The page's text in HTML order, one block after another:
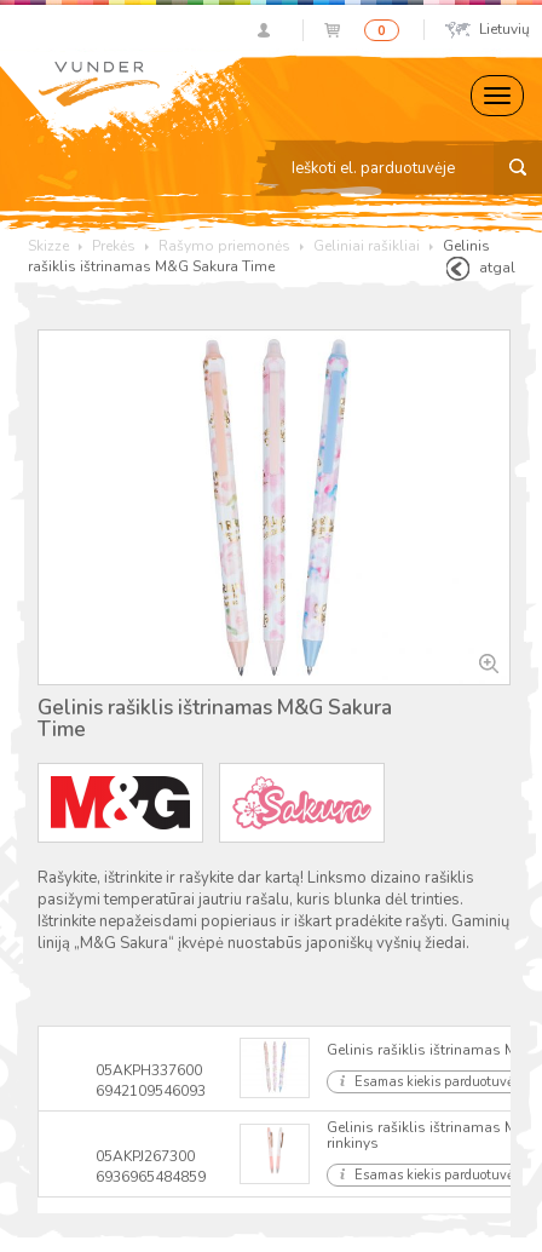
0 Lietuvių
Skizze Prekės Rašymo priemonės Geliniai rašikliai
Gelinis
rašiklis ištrinamas M&G Sakura Time
atgal
Gelinis rašiklis ištrinamas M&G Sakura
Time
Rašykite, ištrinkite ir rašykite dar kartą! Linksmo dizaino rašiklis
pasižymi temperatūrai jautriu rašalu, kuris blunka dėl trinties.
Ištrinkite nepažeisdami popieriaus ir iškart pradėkite rašyti. Gaminių
liniją „M&G Sakura“ įkvėpė nuostabūs japoniškų vyšnių žiedai.
05AKPH337600
6942109546093
Gelinis rašiklis ištrinamas
Esamas kiekis parduotuvėse
05AKPJ267300
6936965484859
Gelinis rašiklis ištrinamas M&G
rinkinys
Esamas kiekis parduotuvėse